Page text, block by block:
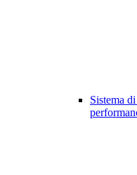
Sistema